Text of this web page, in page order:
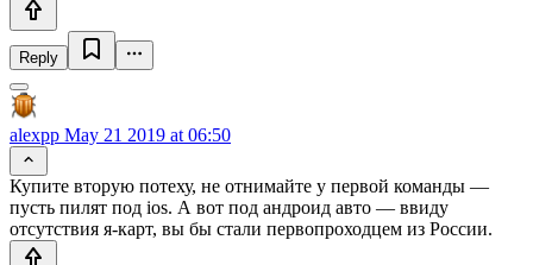
Reply
alexpp May 21 2019 at 06:50
Купите вторую потеху, не отнимайте у первой команды —
пусть пилят под ios. А вот под андроид авто — ввиду
отсутствия я-карт, вы бы стали первопроходцем из России.